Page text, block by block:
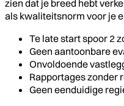
zien dat je breed hebt
als kwaliteitsnorm voor je
Te late start spoor 2
Geen aantoonbare
Onvoldoende
Rapportages zonder
Geen eenduidige